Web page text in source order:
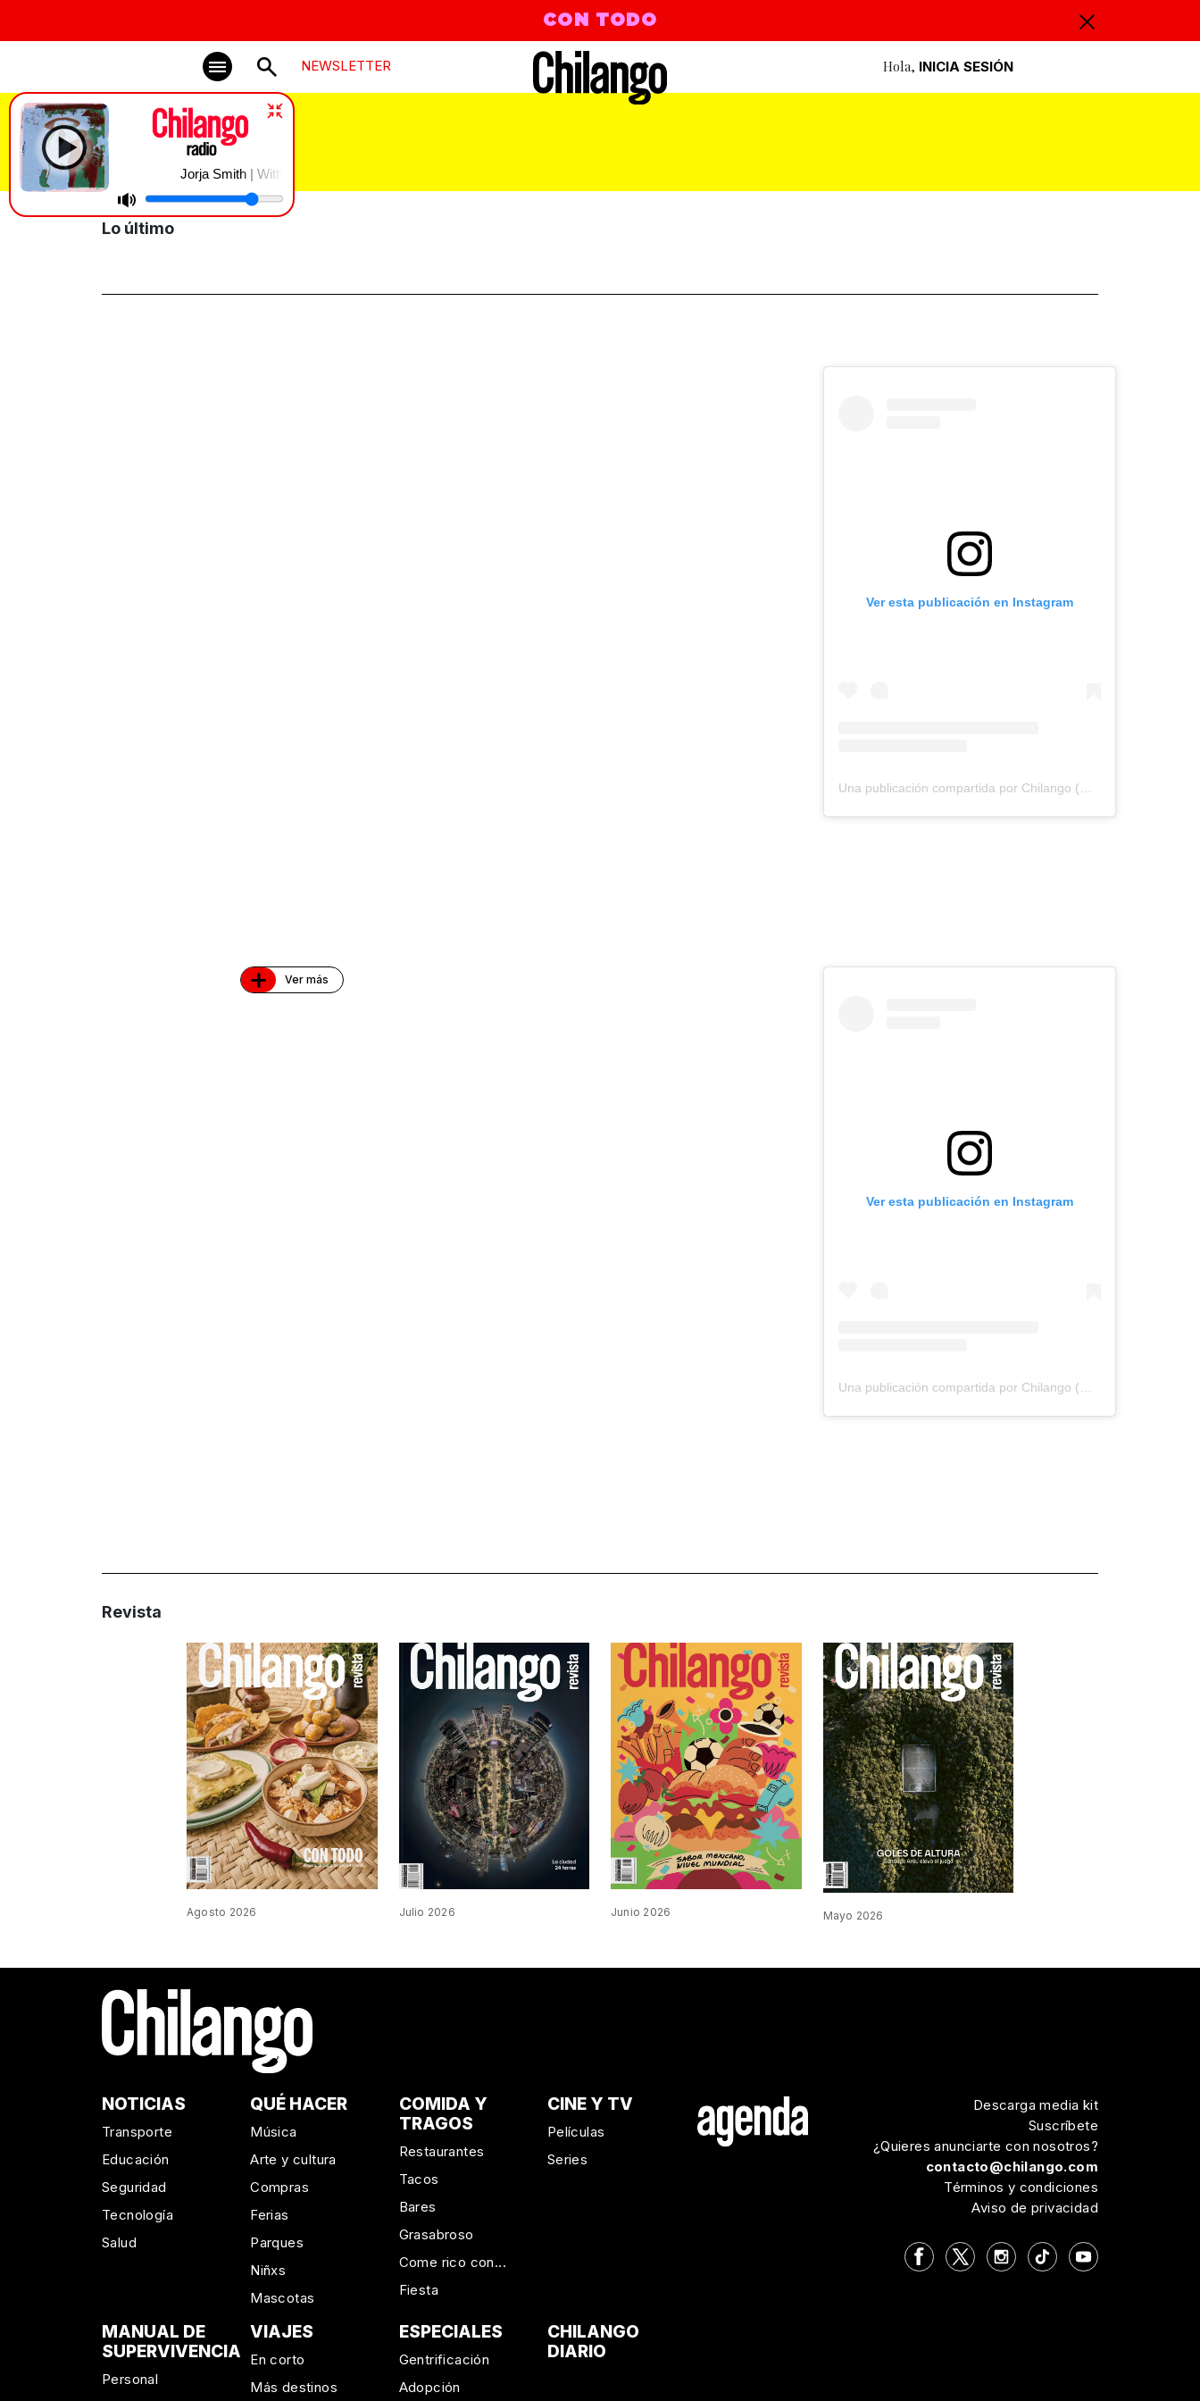
CON TODO
NEWSLETTER Hola, INICIA SESIÓN
Jorja Smith | With You
La Mañanera
Lo último
Ver esta publicación en Instagram
+ Ver más
Ver esta publicación en Instagram
Una publicación compartida por Chilango (@chilangocom)
Revista
Agosto 2026 Julio 2026 Junio 2026 Mayo 2026
NOTICIAS
Transporte
Educación
Seguridad
Tecnología
Salud
QUÉ HACER
Música
Arte y cultura
Compras
Ferias
Parques
Niñxs
Mascotas
COMIDA Y
TRAGOS
Restaurantes
Tacos
Bares
Grasabroso
Come rico con...
Fiesta
CINE Y TV
Películas
Series
MANUAL DE
SUPERVIVENCIA
Personal
VIAJES
En corto
Más destinos
ESPECIALES
Gentrificación
Adopción
CHILANGO
DIARIO
Descarga media kit
Suscríbete
¿Quieres anunciarte con nosotros?
contacto@chilango.com
Términos y condiciones
Aviso de privacidad